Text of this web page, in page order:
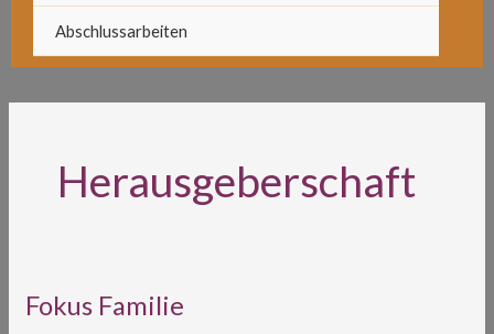
Abschlussarbeiten
Herausgeberschaft
Fokus Familie
Fokus